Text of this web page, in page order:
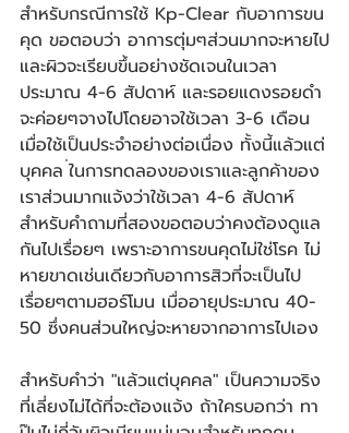
สำหรับกรณีการใช้ Kp-Clear กับอาการขน
คุด ขอตอบว่า อาการตุ่มๆส่วนมากจะหายไป
และผิวจะเรียบขึ้นอย่างชัดเจนในเวลา
ประมาณ 4-6 สัปดาห์ และรอยแดงรอยดำ
จะค่อยๆจางไปโดยอาจใช้เวลา 3-6 เดือน
เมื่อใช้เป็นประจำอย่างต่อเนื่อง ทั้งนี้แล้วแต่
บุคคล ่ในการทดลองของเราและลูกค้าของ
เราส่วนมากแจ้งว่าใช้เวลา 4-6 สัปดาห์
สำหรับคำถามที่สองขอตอบว่าคงต้องดูแล
กันไปเรื่อยๆ เพราะอาการขนคุดไม่ใช่โรค ไม่
หายขาดเช่นเดียวกับอาการสิวที่จะเป็นไป
เรื่อยๆตามฮอร์โมน เมื่ออายุประมาณ 40-
50 ซึ่งคนส่วนใหญ่จะหายจากอาการไปเอง
สำหรับคำว่า "แล้วแต่บุคคล" เป็นความจริง
ที่เลี่ยงไม่ได้ที่จะต้องแจ้ง ถ้าใครบอกว่า ทา